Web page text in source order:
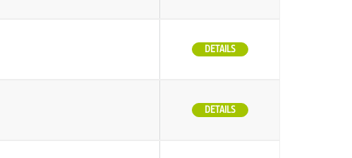
DETAILS
DETAILS